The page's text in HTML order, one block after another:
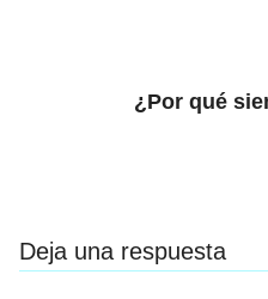
¿Por qué
Deja una respuesta